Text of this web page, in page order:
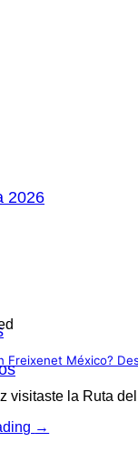
2026
Freixenet México?
visitaste la Ruta
→